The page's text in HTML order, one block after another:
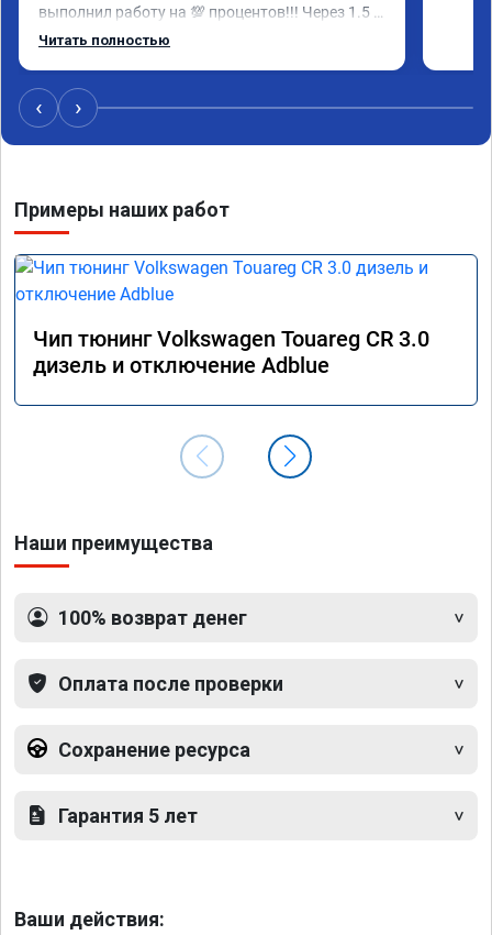
выполнил работу на 💯 процентов!!! Через 1.5
часа (время на прошивку) машину не узнать!!!
Читать полностью
‹ ›
Примеры наших работ
Чип тюнинг Volkswagen Touareg CR 3.0
дизель и отключение Adblue
Наши преимущества
100% возврат денег
Оплата после проверки
Сохранение ресурса
Гарантия 5 лет
Ваши действия: